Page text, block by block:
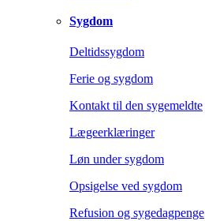
Sygdom
Deltidssygdom
Ferie og sygdom
Kontakt til den sygemeldte
Lægeerklæringer
Løn under sygdom
Opsigelse ved sygdom
Refusion og sygedagpenge